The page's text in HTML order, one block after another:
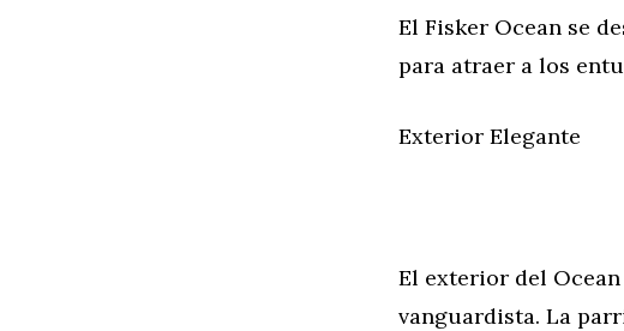
El Fisker Ocean se
para atraer a los
Exterior Elegante
El exterior del
vanguardista. La